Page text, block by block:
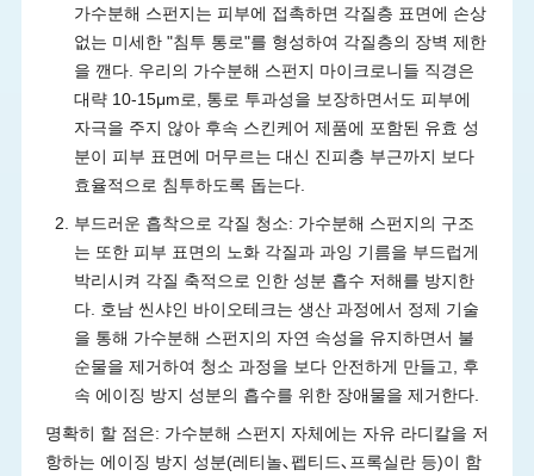
가수분해 스펀지는 피부에 접촉하면 각질층 표면에 손상
없는 미세한 "침투 통로"를 형성하여 각질층의 장벽 제한
을 깬다. 우리의 가수분해 스펀지 마이크로니들 직경은
대략 10-15μm로, 통로 투과성을 보장하면서도 피부에
자극을 주지 않아 후속 스킨케어 제품에 포함된 유효 성
분이 피부 표면에 머무르는 대신 진피층 부근까지 보다
효율적으로 침투하도록 돕는다.
부드러운 흡착으로 각질 청소: 가수분해 스펀지의 구조
는 또한 피부 표면의 노화 각질과 과잉 기름을 부드럽게
박리시켜 각질 축적으로 인한 성분 흡수 저해를 방지한
다. 호남 씬샤인 바이오테크는 생산 과정에서 정제 기술
을 통해 가수분해 스펀지의 자연 속성을 유지하면서 불
순물을 제거하여 청소 과정을 보다 안전하게 만들고, 후
속 에이징 방지 성분의 흡수를 위한 장애물을 제거한다.
명확히 할 점은: 가수분해 스펀지 자체에는 자유 라디칼을 저
항하는 에이징 방지 성분(레티놀､펩티드､프록실란 등)이 함